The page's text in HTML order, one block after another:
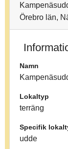
Örebro län,
Namn
Lokaltyp
terräng
Specifik
udde